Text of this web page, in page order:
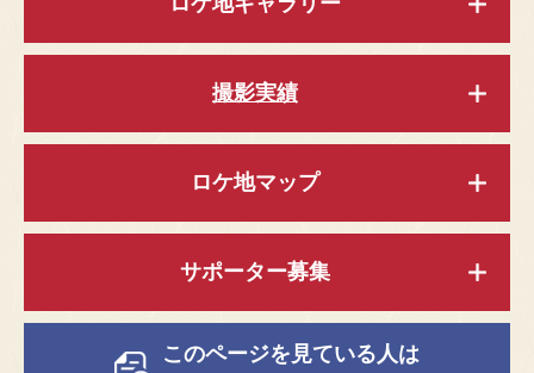
撮影実績
ロケ地マップ
サポーター募集
このページを見ている人は